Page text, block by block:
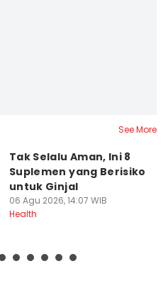
See More
Tak Selalu Aman, Ini 8
Suplemen yang Berisiko
untuk Ginjal
06 Agu 2026, 14:07 WIB
Health